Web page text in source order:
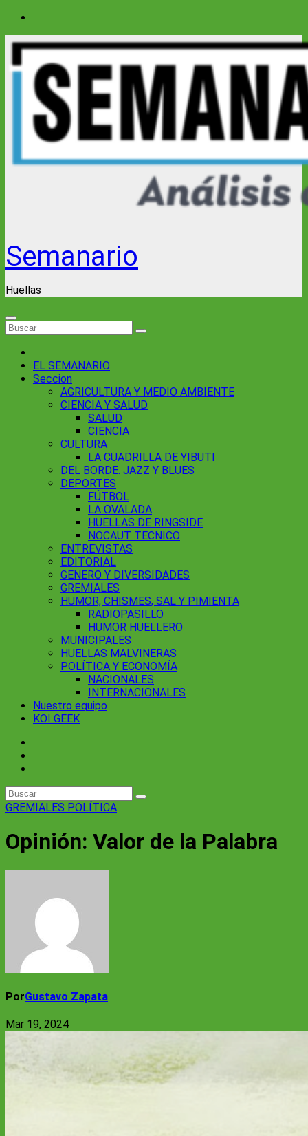
Saltar
contenido
Semanario
Huellas
EL SEMANARIO
Seccion
AGRICULTURA Y MEDIO AMBIENTE
CIENCIA Y SALUD
SALUD
CIENCIA
CULTURA
LA CUADRILLA DE YIBUTI
DEL BORDE. JAZZ Y BLUES
DEPORTES
FÚTBOL
LA OVALADA
HUELLAS DE RINGSIDE
NOCAUT TECNICO
ENTREVISTAS
EDITORIAL
GENERO Y DIVERSIDADES
GREMIALES
HUMOR, CHISMES, SAL Y PIMIENTA
RADIOPASILLO
HUMOR HUELLERO
MUNICIPALES
HUELLAS MALVINERAS
POLÍTICA Y ECONOMÍA
NACIONALES
INTERNACIONALES
Nuestro equipo
KOI GEEK
GREMIALES POLÍTICA
Opinión: Valor de la Palabra
PorGustavo Zapata
Mar 19, 2024